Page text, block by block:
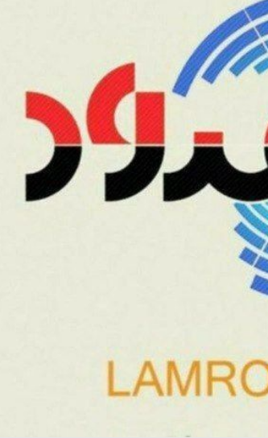
شکوه موج چهل و هفتم مردم انقلابی لامرد /این
مردم واقعا مبعوث شده اند.